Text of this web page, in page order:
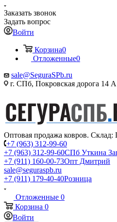
Заказать звонок
Задать вопрос
Войти
Корзина0
Отложенные0
sale@SeguraSPb.ru
г. СПб, Покровская дорога 14 А
Оптовая продажа ковров. Склад:
+7 (963) 312-99-60
+7 (963) 312-99-60СПб Уткина
+7 (911) 160-00-73Опт Дмитрий
sale@seguraspb.ru
+7 (911) 179-40-40Розница
Отложенные 0
Корзина 0
Войти